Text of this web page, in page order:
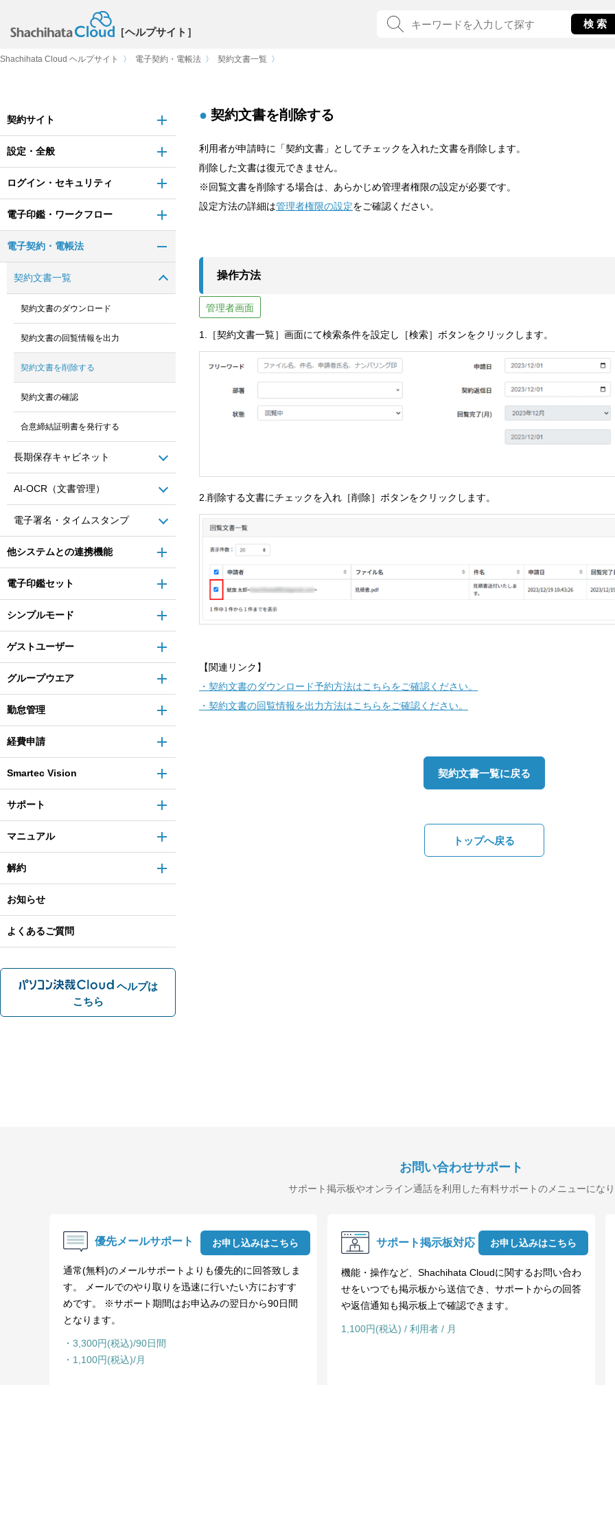
［ヘルプサイト］
Shachihata Cloud ヘルプサイト 〉 電子契約・電帳法 〉 契約文書一覧 〉
契約サイト
設定・全般
ログイン・セキュリティ
電子印鑑・ワークフロー
電子契約・電帳法
契約文書一覧
契約文書のダウンロード
契約文書の回覧情報を出力
契約文書を削除する
契約文書の確認
合意締結証明書を発行する
長期保存キャビネット
AI-OCR（文書管理）
電子署名・タイムスタンプ
他システムとの連携機能
電子印鑑セット
シンプルモード
ゲストユーザー
グループウエア
勤怠管理
経費申請
Smartec Vision
サポート
マニュアル
解約
お知らせ
よくあるご質問
ヘルプは
こちら
契約文書を削除する
利用者が申請時に「契約文書」としてチェックを入れた文書を削除します。
削除した文書は復元できません。
※回覧文書を削除する場合は、あらかじめ管理者権限の設定が必要です。
設定方法の詳細は管理者権限の設定をご確認ください。
操作方法
管理者画面
1.［契約文書一覧］画面にて検索条件を設定し［検索］ボタンをクリックします。
2.削除する文書にチェックを入れ［削除］ボタンをクリックします。
【関連リンク】
・契約文書のダウンロード予約方法はこちらをご確認ください。
・契約文書の回覧情報を出力方法はこちらをご確認ください。
契約文書一覧に戻る
トップへ戻る
お問い合わせサポート
サポート掲示板やオンライン通話を利用した有料サポートのメニューにな
優先メールサポート
通常(無料)のメールサポートよりも優先的に回答致しま
す。 メールでのやり取りを迅速に行いたい方におすす
めです。 ※サポート期間はお申込みの翌日から90日間
となります。
・3,300円(税込)/90日間
・1,100円(税込)/月
お申し込みはこちら サポート掲示板対応
機能・操作など、Shachihata Cloudに関するお問い合わ
せをいつでも掲示板から送信でき、サポートからの回答
や返信通知も掲示板上で確認できます。
1,100円(税込) / 利用者 / 月
お申し込みはこちら